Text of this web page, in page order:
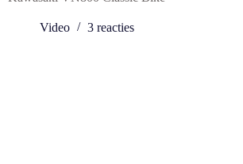
Video 3 reacties